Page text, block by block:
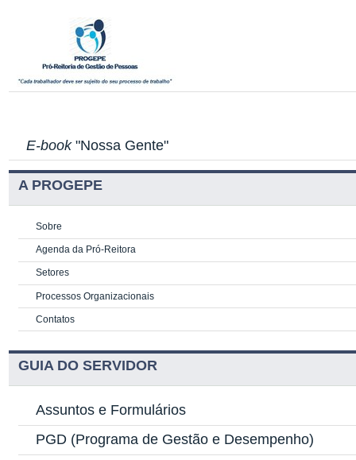
E-book"Nossa Gente"
A PROGEPE
Sobre
Agenda da Pró-Reitora
Setores
Processos Organizacionais
Contatos
GUIA DO SERVIDOR
Assuntos e Formulários
PGD (Programa de Gestão e Desempenho)